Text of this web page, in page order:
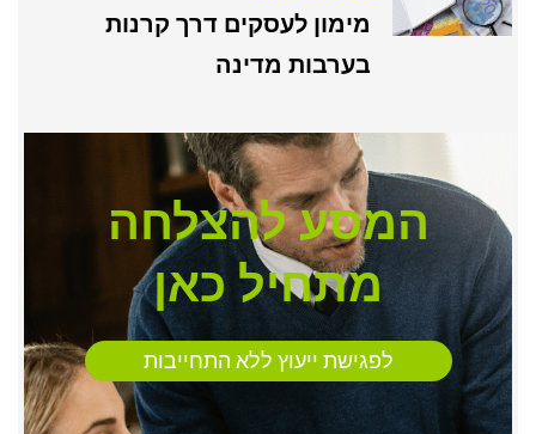
מימון לעסקים דרך קרנות
בערבות מדינה
המסע להצלחה
מתחיל כאן
לפגישת ייעוץ ללא התחייבות